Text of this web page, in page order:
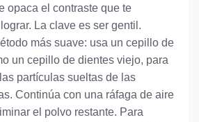
opaca el contraste que te
La clave es ser gentil.
más suave: usa un cepillo de
un cepillo de dientes viejo, para
partículas sueltas de las
Continúa con una ráfaga de aire
el polvo restante. Para